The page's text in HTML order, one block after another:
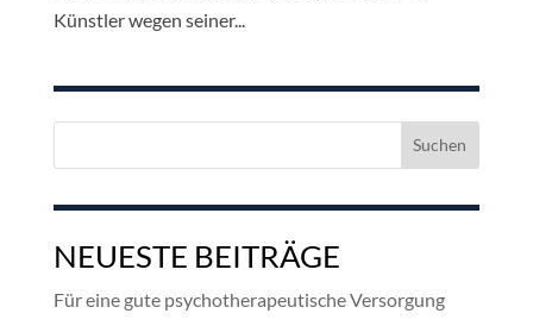
Künstler wegen seiner...
Suchen
NEUESTE BEITRÄGE
Für eine gute psychotherapeutische Versorgung